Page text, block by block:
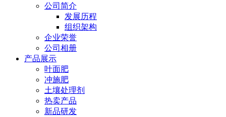
公司简介
发展历程
组织架构
企业荣誉
公司相册
产品展示
叶面肥
冲施肥
土壤处理剂
热卖产品
新品研发